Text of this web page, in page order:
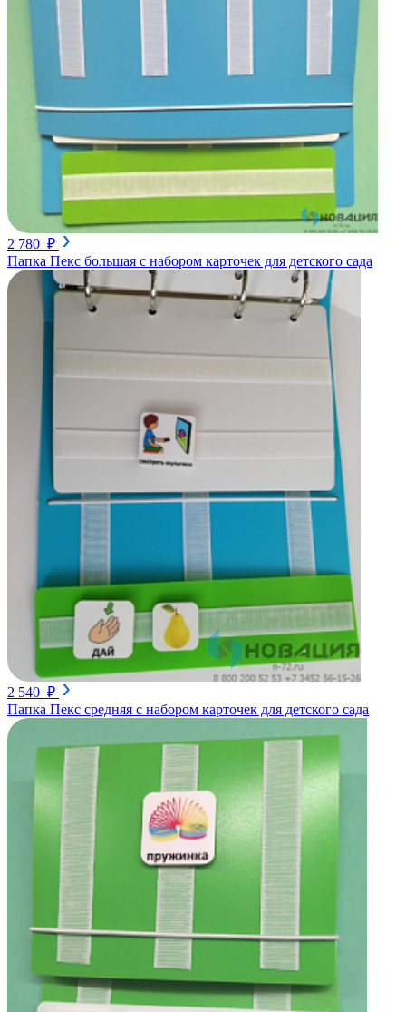
2 780 ₽
Папка Пекс большая с набором карточек для детского сада
2 540 ₽
Папка Пекс средняя с набором карточек для детского сада